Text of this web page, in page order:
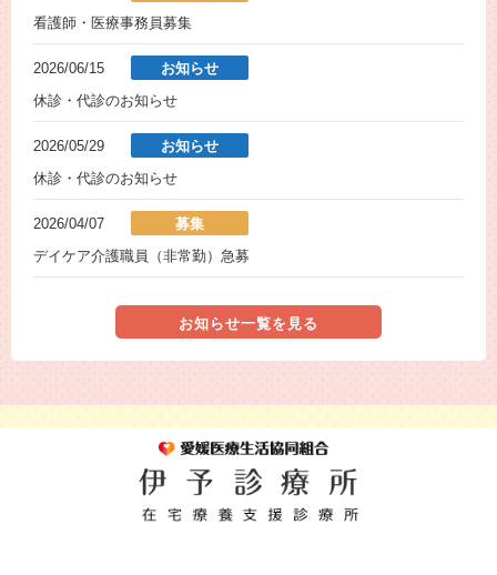
看護師・医療事務員募集
2026/06/15
お知らせ
休診・代診のお知らせ
2026/05/29
お知らせ
休診・代診のお知らせ
2026/04/07
募集
デイケア介護職員（非常勤）急募
お知らせ一覧を見る